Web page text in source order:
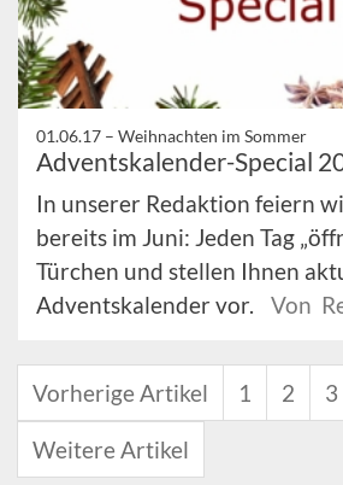
01.06.17 – Weihnachten im Sommer
Adventskalender-Special
In unserer Redaktion feiern
bereits im Juni: Jeden Tag
Türchen und stellen Ihnen
Adventskalender vor.
Von
Vorherige Artikel 1 2 3
Weitere Artikel